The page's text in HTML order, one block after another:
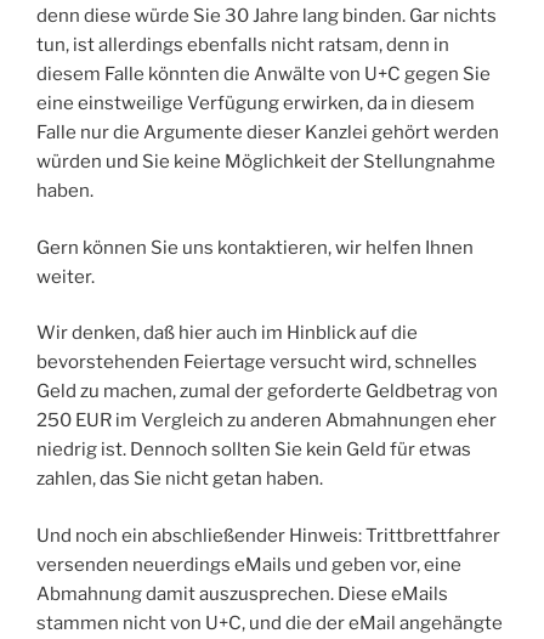
denn diese würde Sie 30 Jahre lang binden. Gar nichts
tun, ist allerdings ebenfalls nicht ratsam, denn in
diesem Falle könnten die Anwälte von U+C gegen Sie
eine einstweilige Verfügung erwirken, da in diesem
Falle nur die Argumente dieser Kanzlei gehört werden
würden und Sie keine Möglichkeit der Stellungnahme
haben.
Gern können Sie uns kontaktieren, wir helfen Ihnen
weiter.
Wir denken, daß hier auch im Hinblick auf die
bevorstehenden Feiertage versucht wird, schnelles
Geld zu machen, zumal der geforderte Geldbetrag von
250 EUR im Vergleich zu anderen Abmahnungen eher
niedrig ist. Dennoch sollten Sie kein Geld für etwas
zahlen, das Sie nicht getan haben.
Und noch ein abschließender Hinweis: Trittbrettfahrer
versenden neuerdings eMails und geben vor, eine
Abmahnung damit auszusprechen. Diese eMails
stammen nicht von U+C, und die der eMail angehängte